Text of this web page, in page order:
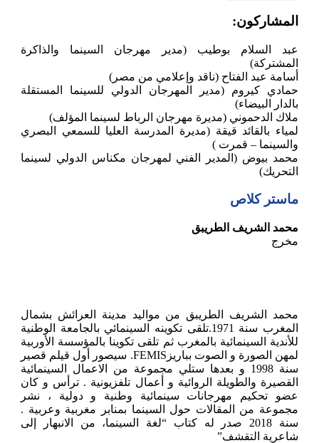
المشاركون:
عبد السلام بوطيب (مدير مهرجان السينما والذاكرة
المشتركة)
أسامة عبد الفتاح (ناقد وإعلامي من مصر)
حمادي كيروم (مدير المهرجان الدولي للسينما المستقلة
بالدار البيضاء)
ملاك الدحموني (مديرة مهرجان الرباط لسينما المؤلف)
لمياء بالقائد قيقة (مديرة المدرسة العليا للسمعي البصري
والسينما – قمرت )
محمد بيوض (المدير الفني لمهرجان مكناس الدولي لسينما
التحريك)
ماستر كلاص
محمد الشريف الطريبق
مخرج
محمد الشريف الطريبق من مواليد مدينة العرائش بشمال
المغرب سنة 1971.تلقى تكوينه السينمائي بالجامعة الوطنية
للأندية السينمائية بالمغرب ثم تلقى تكوينا بالمؤسسة الأوربية
لمهن الصورة و الصوت بباريزFEMIS. سيصور أول قيلم قصير
سنة 1998 و بعدها ستلي مجموعة من الاعمال السينمائية
القصيرة والطويلة الروائية و أعمال تلفزيونية . ترأس و كان
عضو تحكيم مهرجانات سينمائية وطنية و دولية ، نشر
مجموعة من المقالات حول السينما بمنابر مغربية وعربية .
سنة 2018 صدر له كتاب “لغة السينما، من الانبهار إلى
شاعرية التقشف”